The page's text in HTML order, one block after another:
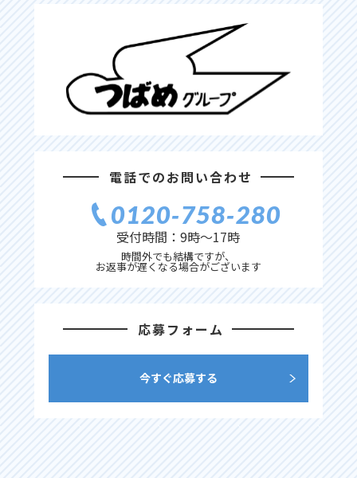
電話でのお問い合わせ
0120‐758‐280
受付時間：9時〜17時
時間外でも結構ですが、
お返事が遅くなる場合がございます
応募フォーム
今すぐ応募する